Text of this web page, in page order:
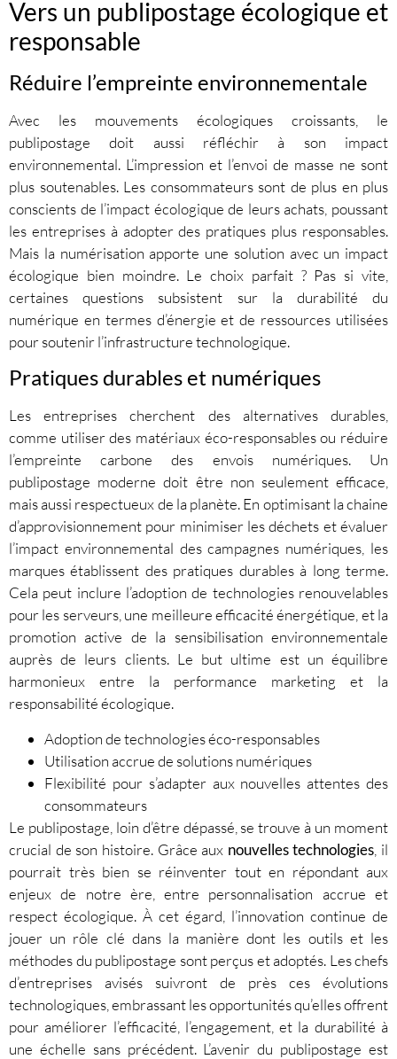
Vers un publipostage écologique et
responsable
Réduire l’empreinte environnementale
Avec les mouvements écologiques croissants, le
publipostage doit aussi réfléchir à son impact
environnemental. L’impression et l’envoi de masse ne sont
plus soutenables. Les consommateurs sont de plus en plus
conscients de l’impact écologique de leurs achats, poussant
les entreprises à adopter des pratiques plus responsables.
Mais la numérisation apporte une solution avec un impact
écologique bien moindre. Le choix parfait ? Pas si vite,
certaines questions subsistent sur la durabilité du
numérique en termes d’énergie et de ressources utilisées
pour soutenir l’infrastructure technologique.
Pratiques durables et numériques
Les entreprises cherchent des alternatives durables,
comme utiliser des matériaux éco-responsables ou réduire
l’empreinte carbone des envois numériques. Un
publipostage moderne doit être non seulement efficace,
mais aussi respectueux de la planète. En optimisant la chaine
d’approvisionnement pour minimiser les déchets et évaluer
l’impact environnemental des campagnes numériques, les
marques établissent des pratiques durables à long terme.
Cela peut inclure l’adoption de technologies renouvelables
pour les serveurs, une meilleure efficacité énergétique, et la
promotion active de la sensibilisation environnementale
auprès de leurs clients. Le but ultime est un équilibre
harmonieux entre la performance marketing et la
responsabilité écologique.
Adoption de technologies éco-responsables
Utilisation accrue de solutions numériques
Flexibilité pour s’adapter aux nouvelles attentes des
consommateurs
Le publipostage, loin d’être dépassé, se trouve à un moment
crucial de son histoire. Grâce aux nouvelles technologies , il
pourrait très bien se réinventer tout en répondant aux
enjeux de notre ère, entre personnalisation accrue et
respect écologique. À cet égard, l’innovation continue de
jouer un rôle clé dans la manière dont les outils et les
méthodes du publipostage sont perçus et adoptés. Les chefs
d’entreprises avisés suivront de près ces évolutions
technologiques, embrassant les opportunités qu’elles offrent
pour améliorer l’efficacité, l’engagement, et la durabilité à
une échelle sans précédent. L’avenir du publipostage est